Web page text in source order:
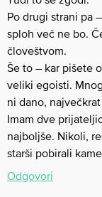
Po drugi strani pa
sploh več ne bo.
človeštvom.
Še to – kar pišete
veliki egoisti.
ni dano,
Imam dve
najboljše. Nikoli,
starši pobirali
Odgovori